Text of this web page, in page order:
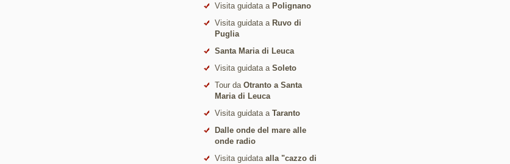
Visita guidata a Polignano
Visita guidata a Ruvo di
Puglia
Santa Maria di Leuca
Visita guidata a Soleto
Tour da Otranto a Santa
Maria di Leuca
Visita guidata a Taranto
Dalle onde del mare alle
onde radio
Visita guidata alla "cazzo di